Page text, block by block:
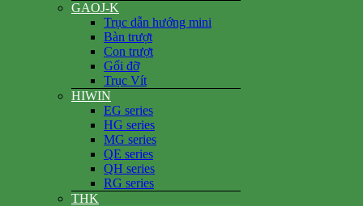
GAOJ-K
Trục dẫn hướng mini
Bàn trượt
Con trượt
Gối đỡ
Trục Vít
HIWIN
EG series
HG series
MG series
QE series
QH series
RG series
THK